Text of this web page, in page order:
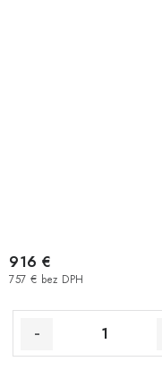
757 € bez DPH
916 €